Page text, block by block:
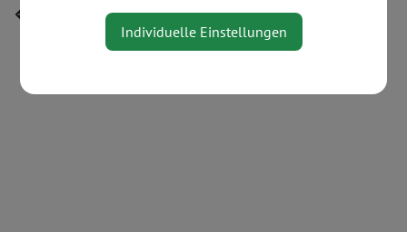
⇐ zurück
Individuelle Einstellungen